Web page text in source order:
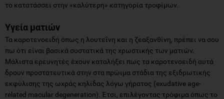
το κατατάσσει στην «καλύτερη» κατηγορία τροφίμων.
Υγεία ματιών
Τα καροτενοειδή όπως η λουτεΐνη και η ζεαξανθίνη, πρέπει να σου
πω ότι είναι βασικά συστατικά της χρωστικής των ματιών.
Μάλιστα ερευνητές έχουν καταλήξει πως τα καροτενοειδή αυτά
δρουν προστατευτικά στην στα πρώιμα στάδια της εξιδρωτικής
εκφύλισης της ωχράς κηλίδας λόγω γήρατος (exudative age-
related macular degeneration). Έτσι, επιλέγοντας τρόφιμα όπως το